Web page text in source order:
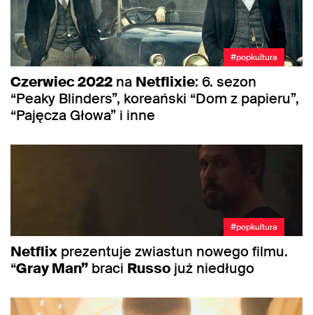
#popkultura
Czerwiec 2022 na Netflixie: 6. sezon
“Peaky Blinders”, koreański “Dom z papieru”,
“Pajęcza Głowa” i inne
#popkultura
Netflix prezentuje zwiastun nowego filmu.
“Gray Man” braci Russo już niedługo